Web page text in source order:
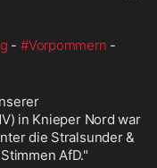
- #Vorpommern -
in Knieper Nord war
die Stralsunder &
AfD."